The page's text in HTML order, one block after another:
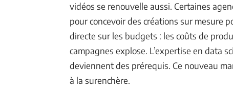
vidéos se renouvelle aussi. Certaines
pour concevoir des créations sur mesure
directe sur les budgets : les coûts de
campagnes explose. L’expertise en data
deviennent des prérequis. Ce nouveau
à la surenchère.